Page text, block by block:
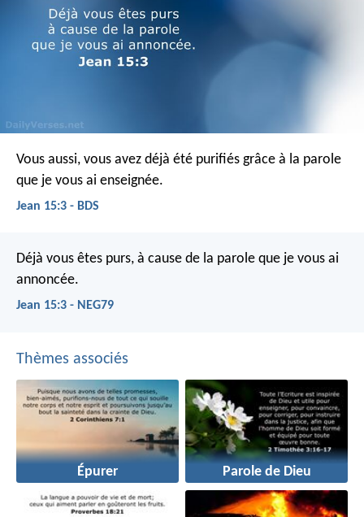
Vous aussi, vous avez déjà été purifiés grâce à la parole
que je vous ai enseignée.
Jean 15:3 - BDS
Déjà vous êtes purs, à cause de la parole que je vous ai
annoncée.
Jean 15:3 - NEG79
Thèmes associés
Épurer Parole de Dieu